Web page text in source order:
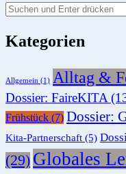
Suchen
nach:
Kategorien
Allgemein (1) Alltag &
Dossier: FaireKITA
Frühstück (7) Dossier:
Kita-Partnerschaft (5)
(29) Globales